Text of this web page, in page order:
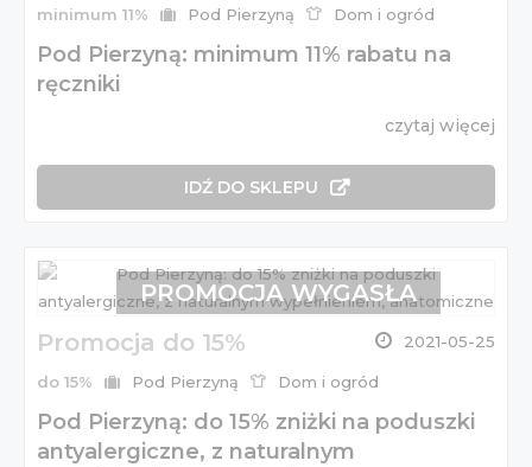
minimum 11% Pod Pierzyną Dom i ogród
Pod Pierzyną: minimum 11% rabatu na
ręczniki
czytaj więcej
IDŹ DO SKLEPU
Promocja do 15% 2021-05-25
do 15% Pod Pierzyną Dom i ogród
Pod Pierzyną: do 15% zniżki na poduszki
antyalergiczne, z naturalnym
PROMOCJA WYGASŁA